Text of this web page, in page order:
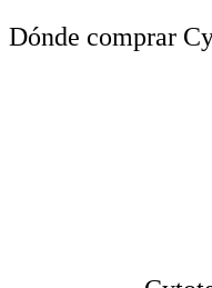
Dónde comprar